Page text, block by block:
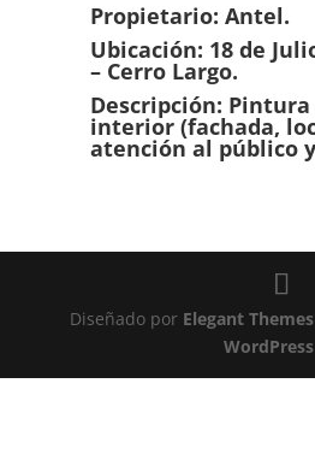
Propietario: Antel.
Ubicación: 18 de
– Cerro Largo.
Descripción:
interior (fachada,
atención al público
Diseñado por Elegant Themes
WordPress